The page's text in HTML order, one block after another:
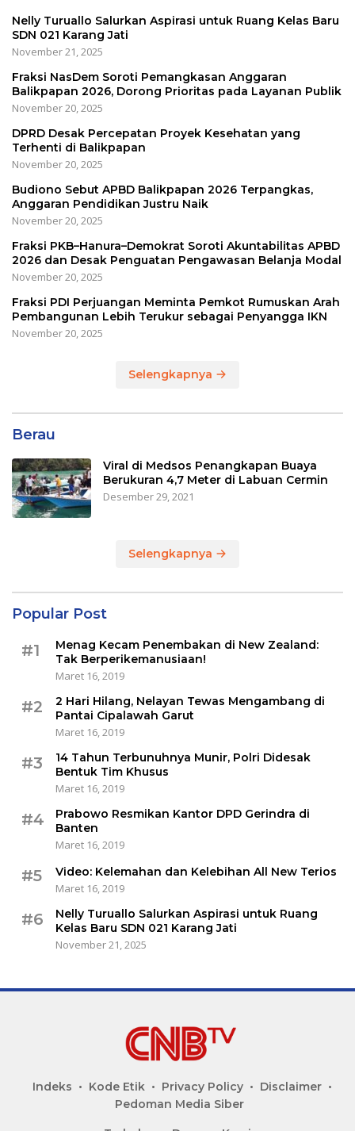
Nelly Turuallo Salurkan Aspirasi untuk Ruang Kelas Baru
SDN 021 Karang Jati
November 21, 2025
Fraksi NasDem Soroti Pemangkasan Anggaran
Balikpapan 2026, Dorong Prioritas pada Layanan Publik
November 20, 2025
DPRD Desak Percepatan Proyek Kesehatan yang
Terhenti di Balikpapan
November 20, 2025
Budiono Sebut APBD Balikpapan 2026 Terpangkas,
Anggaran Pendidikan Justru Naik
November 20, 2025
Fraksi PKB–Hanura–Demokrat Soroti Akuntabilitas APBD
2026 dan Desak Penguatan Pengawasan Belanja Modal
November 20, 2025
Fraksi PDI Perjuangan Meminta Pemkot Rumuskan Arah
Pembangunan Lebih Terukur sebagai Penyangga IKN
November 20, 2025
Selengkapnya
Berau
Viral di Medsos Penangkapan Buaya
Berukuran 4,7 Meter di Labuan Cermin
Desember 29, 2021
Selengkapnya
Popular Post
#1
Menag Kecam Penembakan di New Zealand:
Tak Berperikemanusiaan!
Maret 16, 2019
#2
2 Hari Hilang, Nelayan Tewas Mengambang di
Pantai Cipalawah Garut
Maret 16, 2019
#3
14 Tahun Terbunuhnya Munir, Polri Didesak
Bentuk Tim Khusus
Maret 16, 2019
#4
Prabowo Resmikan Kantor DPD Gerindra di
Banten
Maret 16, 2019
#5
Video: Kelemahan dan Kelebihan All New Terios
Maret 16, 2019
#6
Nelly Turuallo Salurkan Aspirasi untuk Ruang
Kelas Baru SDN 021 Karang Jati
November 21, 2025
Indeks Kode Etik Privacy Policy
Disclaimer
Pedoman Media Siber